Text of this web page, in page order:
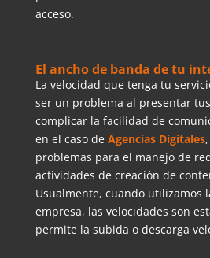
acceso.
El ancho de banda de tu
La velocidad que tenga tu
ser un problema al presentar
complicar la facilidad de
en el caso de Agencias Digitales
problemas para el manejo de
actividades de creación de
Usualmente, cuando utilizamos
empresa, las velocidades son
permite la subida o descarga